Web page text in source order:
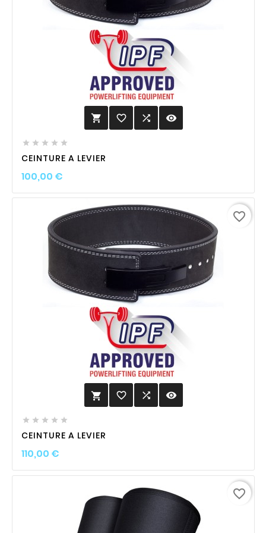
 favorite_border  visibility
    
CEINTURE A LEVIER
100,00 €Prix
 favorite_border  visibility
    
CEINTURE A LEVIER
110,00 €Prix
favorite_border
favorite_border